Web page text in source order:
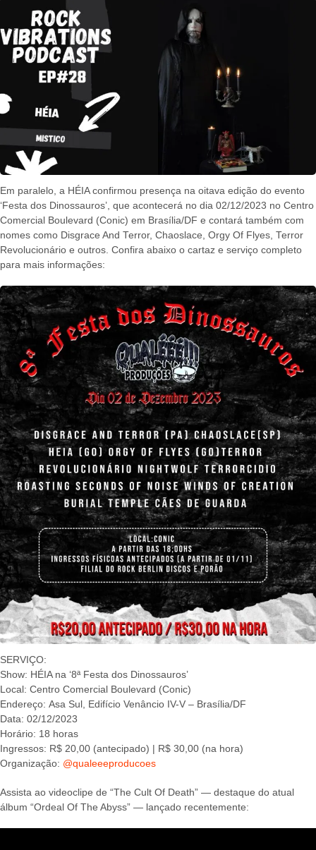
Em paralelo, a HÉIA confirmou presença na oitava edição do evento
‘Festa dos Dinossauros’, que acontecerá no dia 02/12/2023 no Centro
Comercial Boulevard (Conic) em Brasília/DF e contará também com
nomes como Disgrace And Terror, Chaoslace, Orgy Of Flyes, Terror
Revolucionário e outros. Confira abaixo o cartaz e serviço completo
para mais informações:
SERVIÇO:
Show: HÉIA na ‘8ª Festa dos Dinossauros’
Local: Centro Comercial Boulevard (Conic)
Endereço: Asa Sul, Edifício Venâncio IV-V – Brasília/DF
Data: 02/12/2023
Horário: 18 horas
Ingressos: R$ 20,00 (antecipado) | R$ 30,00 (na hora)
Organização: @qualeeeproducoes
Assista ao videoclipe de “The Cult Of Death” — destaque do atual
álbum “Ordeal Of The Abyss” — lançado recentemente: